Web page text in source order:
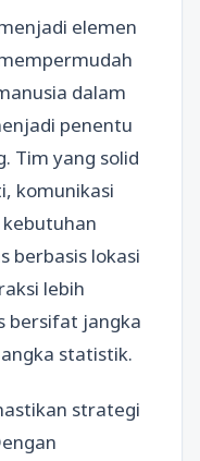
elemen
dalam
penentu
Tim yang solid
komunikasi
berbasis lokasi
lebih
bersifat jangka
statistik.
strategi